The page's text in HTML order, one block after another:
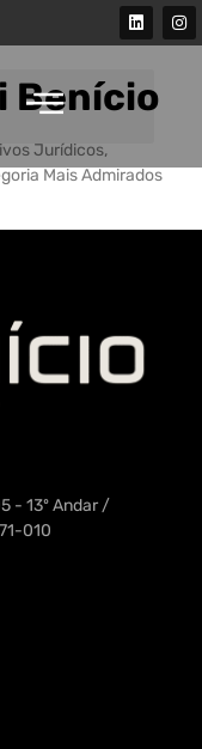
Benício
Jurídicos,
Mais Admirados
- 13º Andar /
010